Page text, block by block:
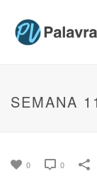
SEMANA
0 0